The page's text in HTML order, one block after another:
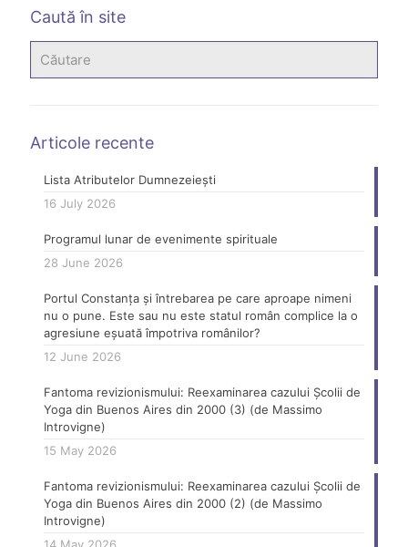
Caută în site
Articole recente
Lista Atributelor Dumnezeiești
16 July 2026
Programul lunar de evenimente spirituale
28 June 2026
Portul Constanța și întrebarea pe care aproape nimeni
nu o pune. Este sau nu este statul român complice la o
agresiune eșuată împotriva românilor?
12 June 2026
Fantoma revizionismului: Reexaminarea cazului Școlii de
Yoga din Buenos Aires din 2000 (3) (de Massimo
Introvigne)
15 May 2026
Fantoma revizionismului: Reexaminarea cazului Școlii de
Yoga din Buenos Aires din 2000 (2) (de Massimo
Introvigne)